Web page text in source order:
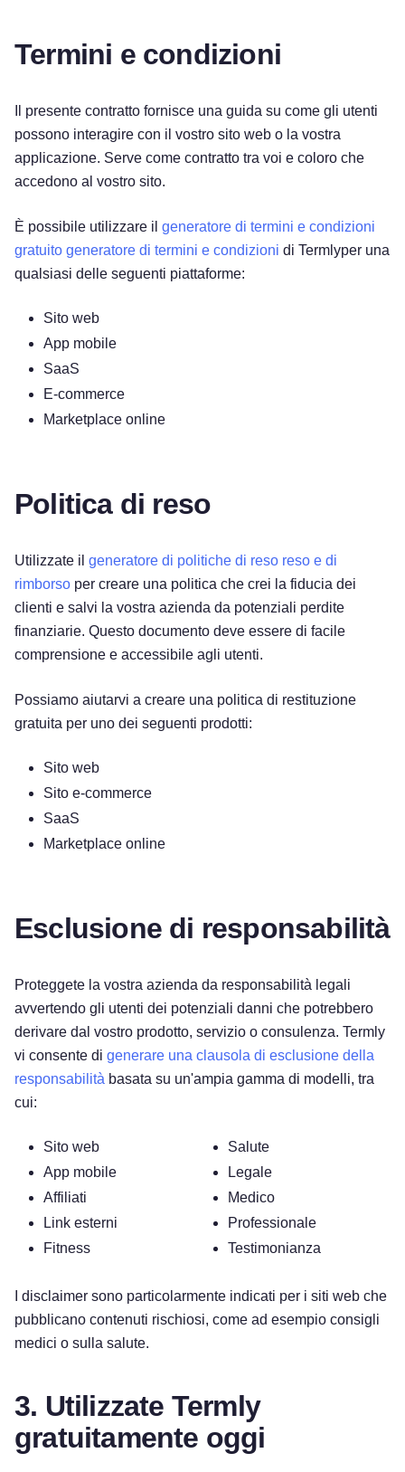
Termini e condizioni
Il presente contratto fornisce una guida su come gli utenti
possono interagire con il vostro sito web o la vostra
applicazione. Serve come contratto tra voi e coloro che
accedono al vostro sito.
È possibile utilizzare il generatore di termini e condizioni
gratuito generatore di termini e condizioni di Termlyper una
qualsiasi delle seguenti piattaforme:
Sito web
App mobile
SaaS
E-commerce
Marketplace online
Politica di reso
Utilizzate il generatore di politiche di reso reso e di
rimborso per creare una politica che crei la fiducia dei
clienti e salvi la vostra azienda da potenziali perdite
finanziarie. Questo documento deve essere di facile
comprensione e accessibile agli utenti.
Possiamo aiutarvi a creare una politica di restituzione
gratuita per uno dei seguenti prodotti:
Sito web
Sito e-commerce
SaaS
Marketplace online
Esclusione di responsabilità
Proteggete la vostra azienda da responsabilità legali
avvertendo gli utenti dei potenziali danni che potrebbero
derivare dal vostro prodotto, servizio o consulenza. Termly
vi consente di generare una clausola di esclusione della
responsabilità basata su un'ampia gamma di modelli, tra
cui:
Sito web
App mobile
Affiliati
Link esterni
Fitness
Salute
Legale
Medico
Professionale
Testimonianza
I disclaimer sono particolarmente indicati per i siti web che
pubblicano contenuti rischiosi, come ad esempio consigli
medici o sulla salute.
3. Utilizzate Termly
gratuitamente oggi